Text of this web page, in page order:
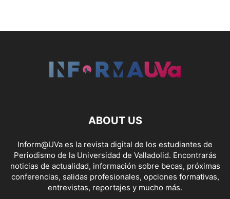
ABOUT US
Inform@UVa es la revista digital de los estudiantes de
Periodismo de la Universidad de Valladolid. Encontrarás
noticias de actualidad, información sobre becas, próximas
conferencias, salidas profesionales, opciones formativas,
entrevistas, reportajes y mucho más.